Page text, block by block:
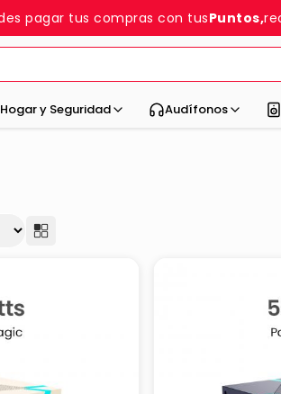
pagar tus compras con tusPuntos,
Hogar y Seguridad Audífonos